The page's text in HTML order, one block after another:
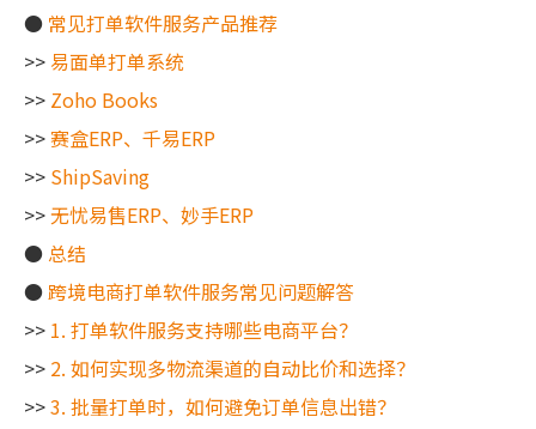
● 常见打单软件服务产品推荐
>> 易面单打单系统
>> Zoho Books
>>赛盒ERP、千易ERP
>> ShipSaving
>>无忧易售ERP、妙手ERP
● 总结
●跨境电商打单软件服务常见问题解答
>> 1. 打单软件服务支持哪些电商平台？
>> 2. 如何实现多物流渠道的自动比价和选择？
>>3. 批量打单时，如何避免订单信息出错？